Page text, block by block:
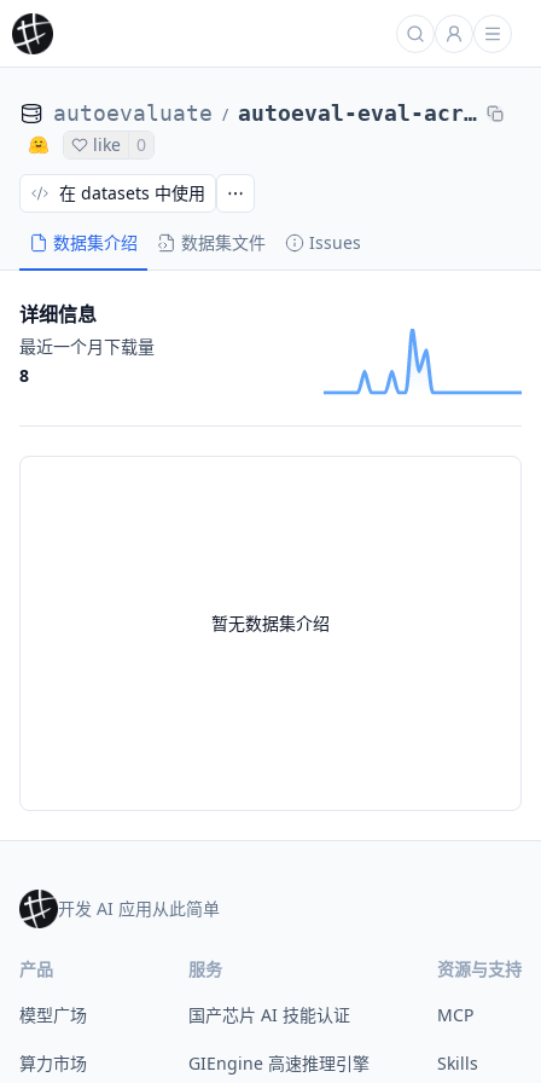
autoevaluate / autoeval-eval-acronym_identification-default-b93005-2657279895
like 0
数据集介绍 数据集文件 Issues
在 datasets 中使用
暂无数据集介绍
详细信息
最近一个月下载量
8
开发 AI 应用从此简单
产品
模型广场
算力市场
服务
国产芯片 AI 技能认证
GIEngine 高速推理引擎
资源与支持
MCP
Skills